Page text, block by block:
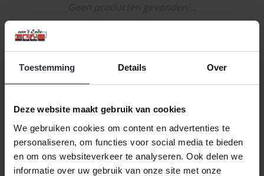
Toestemming Details Over
Deze website maakt gebruik van cookies
We gebruiken cookies om content en advertenties te
personaliseren, om functies voor social media te bieden
en om ons websiteverkeer te analyseren. Ook delen we
informatie over uw gebruik van onze site met onze
Geen producten gevonden!...
Naam oplopend 1